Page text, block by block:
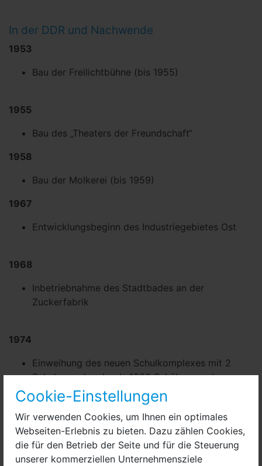
Cookie-Einstellungen
Wir verwenden Cookies, um Ihnen ein optimales
Webseiten-Erlebnis zu bieten. Dazu zählen Cookies,
die für den Betrieb der Seite und für die Steuerung
unserer kommerziellen Unternehmensziele
In der DDR und Nachwende
1953
Bau der Freilichtbühne (bis 1955)
1955
Bau des „Theaters der Freundschaft“
1958
Bau der Molkerei (bis 1959)
1967
Entwicklungsbeginn des Industriegebietes Ost
1968
Inbetriebnahme des Stadtbades an der
Zuckerfabrik
1974
Einweihung des neuen Schulkomplexes mit 2
Schulen und mehr als 1000 Schülern an der
Straße der DSF (heute Kreuztaler Str.)
1985
großer Brand in der Straße der Jugend (heute